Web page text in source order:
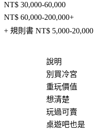
NT$ 30,000-60,000
NT$ 60,000-200,000+
+ 規則書 NT$ 5,000-20,000
說明
別買冷宮
重玩價值
想清楚
玩過可賣
桌遊吧也是